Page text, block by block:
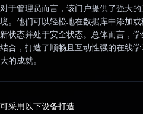
对于管理员而言，该门户提供了强大
境。他们可以轻松地在数据库中添加
新状态并处于安全状态。总体而言，
结合，打造了顺畅且互动性强的在线
大的成就。
可采用以下设备打造